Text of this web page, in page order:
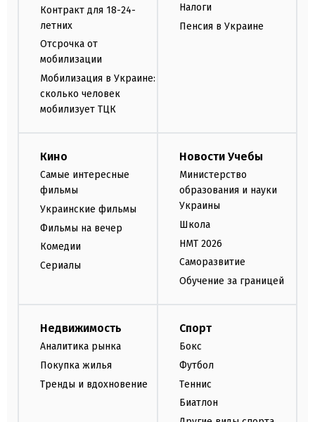
Контракт для 18-24-
летних
Отсрочка от
мобилизации
Мобилизация в Украине:
сколько человек
мобилизует ТЦК
Налоги
Пенсия в Украине
Кино
Самые интересные
фильмы
Украинские фильмы
Фильмы на вечер
Комедии
Сериалы
Новости Учебы
Министерство
образования и науки
Украины
Школа
НМТ 2026
Саморазвитие
Обучение за границей
Недвижимость
Аналитика рынка
Покупка жилья
Тренды и вдохновение
Спорт
Бокс
Футбол
Теннис
Биатлон